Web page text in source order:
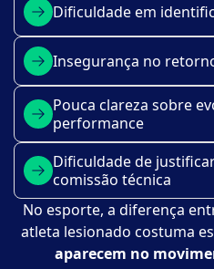
Dificuldade em
Insegurança no
Pouca clareza sobre
performance
Dificuldade de
comissão técnica
No esporte, a diferença
atleta lesionado costuma
aparecem no